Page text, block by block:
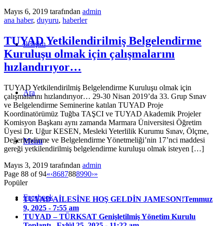
İletişim
Ara
Menu
Facebook
Mayıs 6, 2019 tarafından admin
ana haber, duyuru, haberler
TUYAD Yetkilendirilmiş Belgelendirme
Kuruluşu olmak için çalışmalarını
hızlandırıyor…
TUYAD Yetkilendirilmiş Belgelendirme Kuruluşu olmak için
çalışmalarını hızlandırıyor… 29-30 Nisan 2019’da 33. Grup Sınav
ve Belgelendirme Seminerine katılan TUYAD Proje
Koordinatörümüz Tuğba TAŞCI ve TUYAD Akademik Projeler
Komisyon Başkanı aynı zamanda Marmara Üniversitesi Öğretim
Üyesi Dr. Uğur KESEN, Mesleki Yeterlilik Kurumu Sınav, Ölçme,
Değerlendirme ve Belgelendirme Yönetmeliği’nin 17’nci maddesi
gereği yetkilendirilmiş belgelendirme kuruluşu olmak isteyen […]
Mayıs 3, 2019 tarafından admin
Page 88 of 94«‹8687888990›»
Popüler
TUYAD AİLESİNE HOŞ GELDİN JAMESON!Temmuz
9, 2025 - 7:55 am
TUYAD – TÜRKSAT Genişletilmiş Yönetim Kurulu